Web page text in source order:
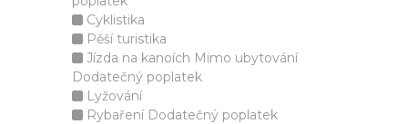
Cyklistika
Pěší turistika
Jízda na kanoích Mimo ubytování
Dodatečný poplatek
Lyžování
Rybaření Dodatečný poplatek